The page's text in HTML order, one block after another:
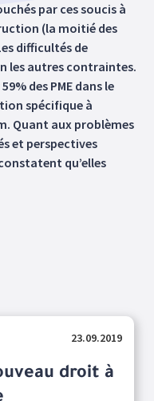
par ces soucis à
(la moitié des
difficultés de
les autres contraintes.
des PME dans le
spécifique à
Quant aux problèmes
et perspectives
qu’elles
23.09.2019
droit à